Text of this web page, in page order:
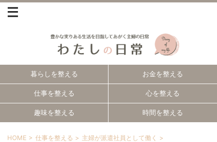
暮らしを整える お金を整える
仕事を整える 心を整える
趣味を整える 時間を整える
HOME > 仕事を整える > 主婦が派遣社員として働く
>